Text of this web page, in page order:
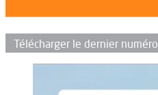
Télécharger le dernier numéro